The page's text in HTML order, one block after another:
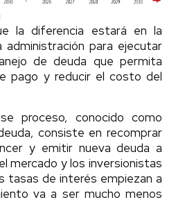
la diferencia estará en la
administración para ejecutar
de deuda que permita
pago y reducir el costo del
proceso, conocido como
consiste en recomprar
y emitir nueva deuda a
mercado y los inversionistas
tasas de interés empiezan a
va a ser mucho menos